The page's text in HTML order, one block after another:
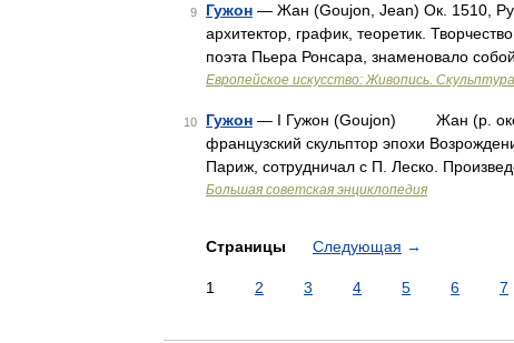
9 Гужон — Жан (Goujon, Jean) Ок. 1510,
архитектор, график, теоретик.
поэта Пьера Ронсара, знаменовало
Европейское искусство: Живопись.
10 Гужон — I Гужон (Goujon) Жан (р.
французский скульптор эпохи
Париж, сотрудничал с П. Леско.
Большая советская энциклопедия
Страницы Следующая →
1 2 3 4 5 6 7